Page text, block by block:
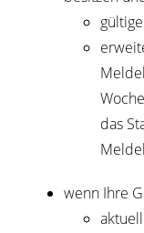
das
wenn Ihre